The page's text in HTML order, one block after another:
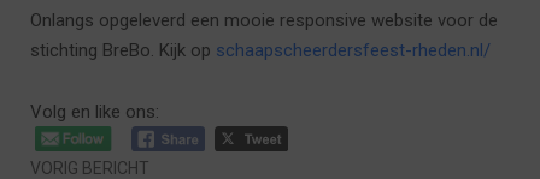
Onlangs opgeleverd een mooie responsive website voor de
stichting BreBo. Kijk op schaapscheerdersfeest-rheden.nl/
Volg en like ons:
Bericht
navigatie
VORIG BERICHT